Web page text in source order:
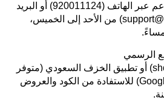
: دعم عبر الهاتف (920011124) أو البريد
(support@saudiceramics.com) من الأحد إلى الخميس،
الرسمي
(shop.saudiceramics.com) أو تطبيق الخزف السعودي (متوفر
على App Store وGoogle Play) للاستفادة من الكود والعروض